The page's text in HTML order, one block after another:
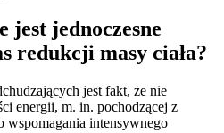
jest jednoczesne
redukcji masy ciała?
jest fakt, że nie
energii, m. in. pochodzącej z
wspomagania intensywnego